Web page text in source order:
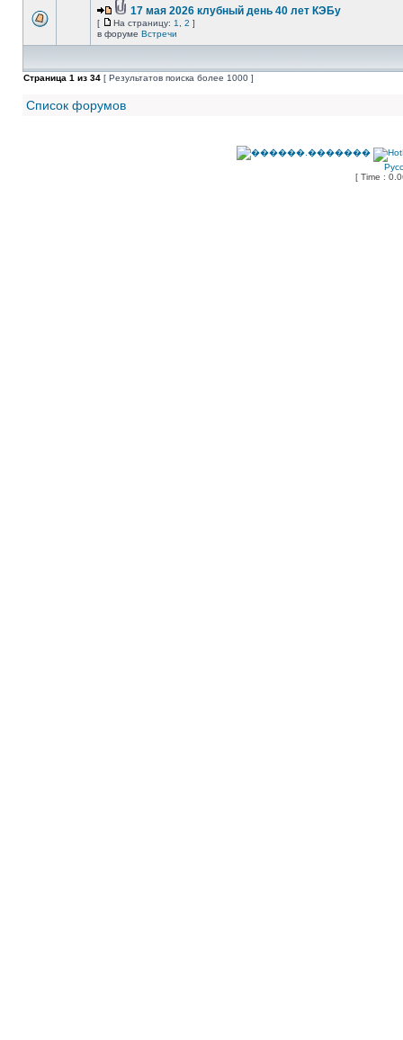
17 мая 2026 клубный день 40 лет КЭБу
[ На страницу: 1 2 ]
в форуме Встречи
Страница 1 из 34 [ Результатов поиска более 1000 ]
Список форумов
[ Time :